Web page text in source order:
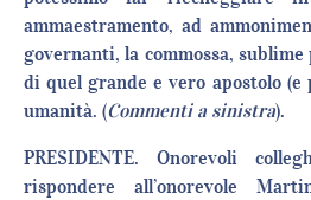
ammaestramento, ad
governanti, la commossa,
di quel grande e vero apostolo
umanità. (Commenti a sinistra).
PRESIDENTE. Onorevoli
rispondere all’onorevole